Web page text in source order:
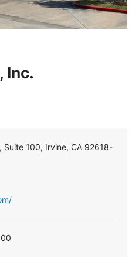
Inc.
Suite 100, Irvine, CA 92618-